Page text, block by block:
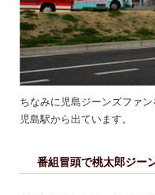
ちなみに児島ジーンズファ
児島駅から出ています。
番組冒頭で桃太郎ジー